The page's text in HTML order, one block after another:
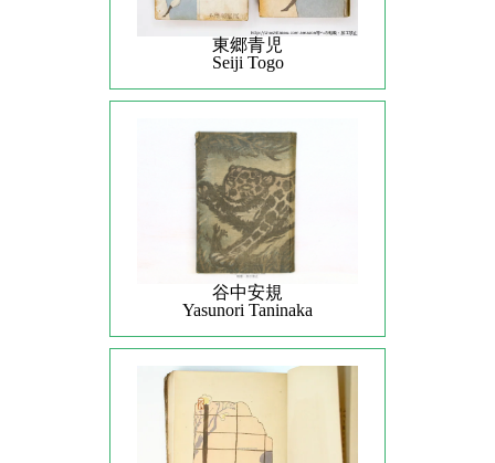
東郷青児
Seiji Togo
谷中安規
Yasunori Taninaka